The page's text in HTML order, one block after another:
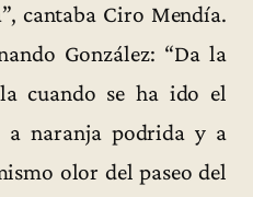
cantaba Ciro Mendía.
González: “Da la
cuando se ha ido el
a naranja podrida y a
olor del paseo del